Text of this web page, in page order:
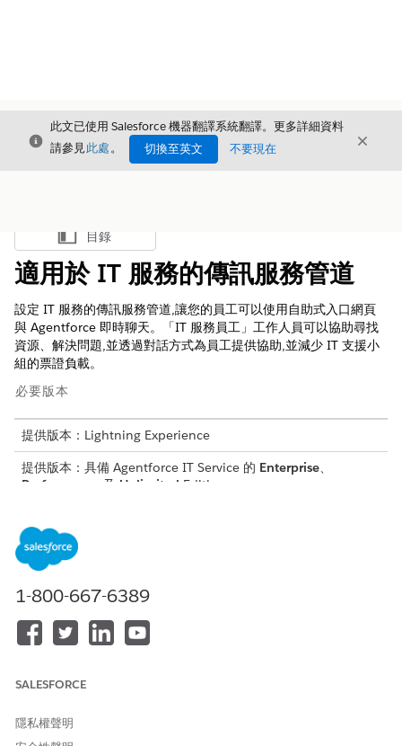
結束
此文已使用 Salesforce 機器翻譯系統翻譯。更多詳細資料
請參見此處。 切換至英文 不要現在 結束
顯示目錄
目錄
適用於 IT 服務的傳訊服務管道
設定 IT 服務的傳訊服務管道,讓您的員工可以使用自助式入口網頁
與 Agentforce 即時聊天。「IT 服務員工」工作人員可以協助尋找
資源、解決問題,並透過對話方式為員工提供協助,並減少 IT 支援小
組的票證負載。
必要版本
提供版本：Lightning Experience
提供版本：具備 Agentforce IT Service 的 Enterprise、
Performance
及 Unlimited Edition。
提供員工透過自助式服務入口網頁與 Agentforce 工作人員連線
以取得立即協助的方式。使用 Salesforce Go 自動化來加速
將傳訊服務管道部署至員工入口網頁。
1-800-667-6389
SALESFORCE
隱私權聲明